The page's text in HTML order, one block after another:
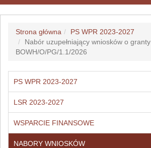
Strona główna
PS WPR 2023-2027
Nabór uzupełniający wniosków o granty
BOWH/O/PG/1.1/2026
PS WPR 2023-2027
LSR 2023-2027
WSPARCIE FINANSOWE
NABORY WNIOSKÓW